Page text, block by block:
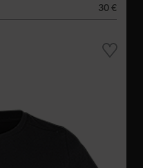
30 €